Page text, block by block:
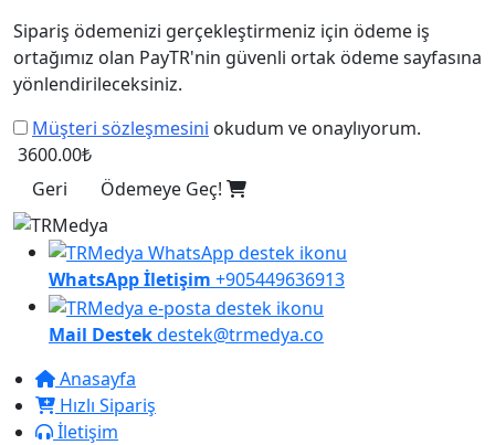
Sipariş ödemenizi gerçekleştirmeniz için ödeme iş
ortağımız olan PayTR'nin güvenli ortak ödeme sayfasına
yönlendirileceksiniz.
Müşteri sözleşmesini okudum ve onaylıyorum.
3600.00₺
Geri
Ödemeye Geç!
WhatsApp İletişim +905449636913
Mail Destekdestek@trmedya.co
Anasayfa
Hızlı Sipariş
İletişim